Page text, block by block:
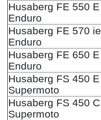
Husaberg FE 550 E
Enduro
Husaberg FE 570 ie
Enduro
Husaberg FE 650 E
Enduro
Husaberg FS 450 E
Supermoto
Husaberg FS 450 C
Supermoto